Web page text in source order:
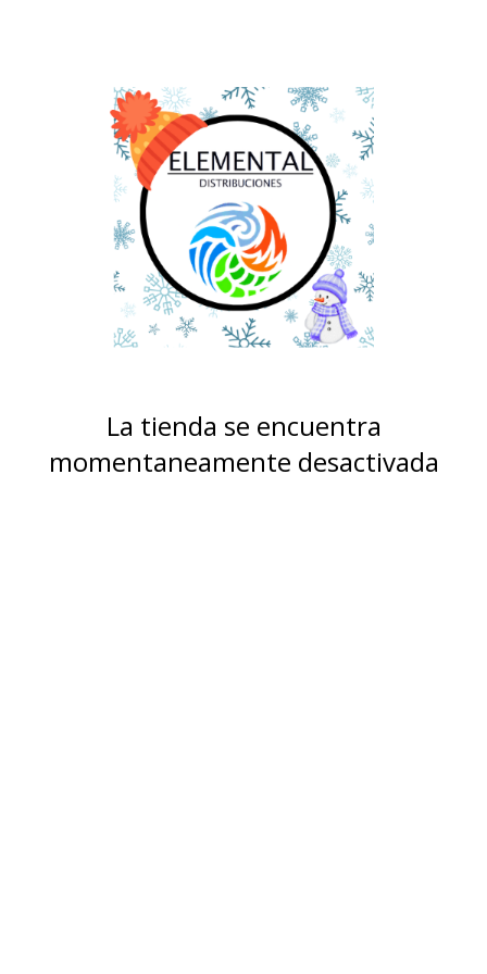
La tienda se encuentra
momentaneamente desactivada